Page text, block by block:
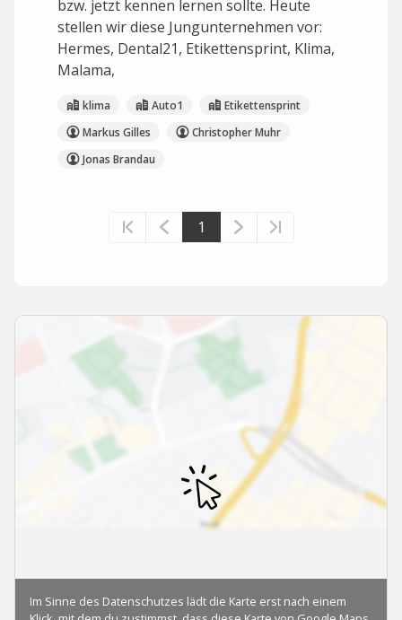
bzw. jetzt kennen lernen sollte. Heute
stellen wir diese Jungunternehmen vor:
Hermes, Dental21, Etikettensprint, Klima,
Malama,
klima Auto1
Etikettensprint
Markus Gilles
Christopher Muhr
Jonas Brandau
1